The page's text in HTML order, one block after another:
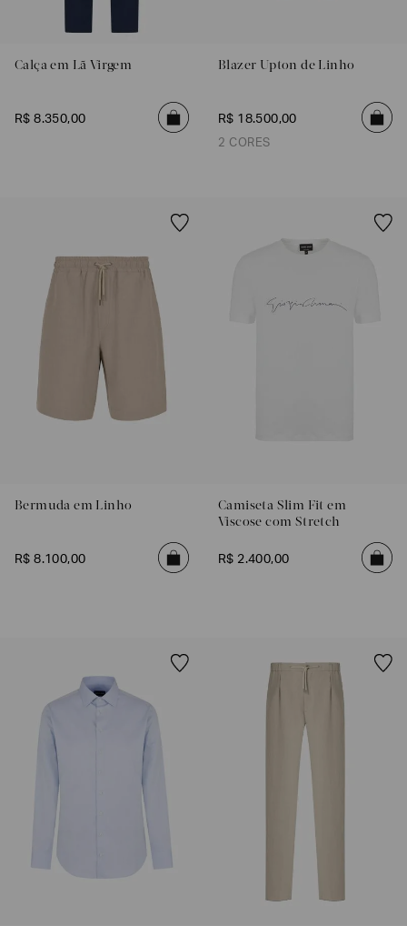
Calça em Lã Virgem
R$ 8.350,00
Blazer Upton de Linho
R$ 18.500,00
2 CORES
Bermuda em Linho
R$ 8.100,00
Camiseta Slim Fit em
Viscose com Stretch
R$ 2.400,00